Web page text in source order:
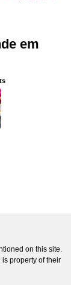
em
on this site.
property of their